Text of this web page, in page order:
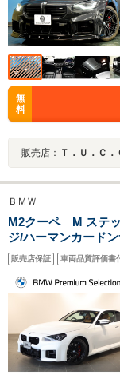
無
料
販売店： Ｔ．Ｕ．Ｃ．Ｇ
ＢＭＷ
M2クーペ M ステ
ジ/ハーマンカード
スプレイ/Mスポーツ
販売店保証 車両品質評価書